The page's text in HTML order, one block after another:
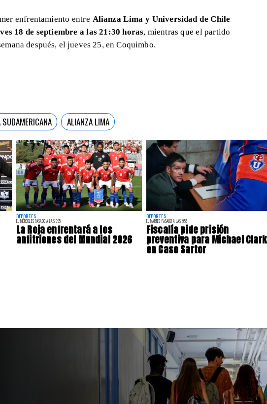
DEPORTES
EL MIÉRCOLES PASADO A LAS 9:35
La Roja enfrentará a los
anfitriones del Mundial 2026
DEPORTES
EL MARTES PASADO A LAS 9:55
Fiscalía pide prisión
preventiva para Michael Clark
en Caso Sartor
enfrentamiento entre Alianza Lima y Universidad de Chile
18 de septiembre a las 21:30 horas, mientras que el partido
después, el jueves 25, en Coquimbo.
SUDAMERICANA ALIANZA LIMA